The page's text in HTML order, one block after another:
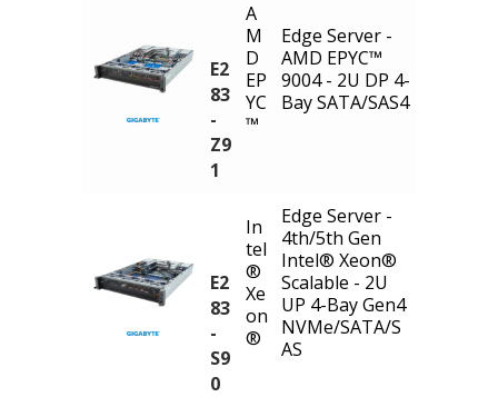
E2
83
-
Z9
1
A
M
D
EP
YC
™
Edge Server -
AMD EPYC™
9004 - 2U DP 4-
Bay SATA/SAS4
E2
83
-
S9
0
In
tel
®
Xe
on
®
Edge Server -
4th/5th Gen
Intel® Xeon®
Scalable - 2U
UP 4-Bay Gen4
NVMe/SATA/S
AS